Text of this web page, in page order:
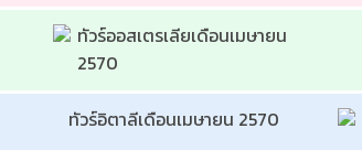
ทัวร์ออสเตรเลียเดือนเมษายน
2570
ทัวร์อิตาลีเดือนเมษายน 2570